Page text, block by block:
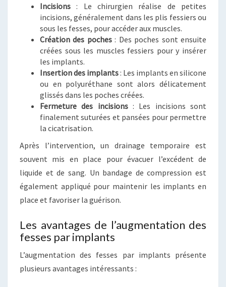
Incisions : Le chirurgien réalise de petites
incisions, généralement dans les plis fessiers ou
sous les fesses, pour accéder aux muscles.
Création des poches: Des poches sont ensuite
créées sous les muscles fessiers pour y insérer
les implants.
Insertion des implants: Les implants en silicone
ou en polyuréthane sont alors délicatement
glissés dans les poches créées.
Fermeture des incisions: Les incisions sont
finalement suturées et pansées pour permettre
la cicatrisation.
Après l’intervention, un drainage temporaire est
souvent mis en place pour évacuer l’excédent de
liquide et de sang. Un bandage de compression est
également appliqué pour maintenir les implants en
place et favoriser la guérison.
Les avantages de l’augmentation des
fesses par implants
L’augmentation des fesses par implants présente
plusieurs avantages intéressants :